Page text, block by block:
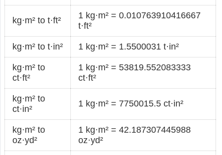
kg·m² to t·ft²
1 kg·m² = 0.010763910416667
t·ft²
kg·m² to t·in² 1 kg·m² = 1.5500031 t·in²
kg·m² to
ct·ft²
1 kg·m² = 53819.552083333
ct·ft²
kg·m² to
ct·in²
1 kg·m² = 7750015.5 ct·in²
kg·m² to
oz·yd²
1 kg·m² = 42.187307445988
oz·yd²